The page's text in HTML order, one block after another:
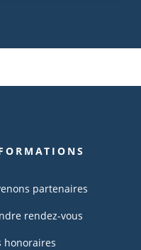
partenaires
rendez-vous
honoraires